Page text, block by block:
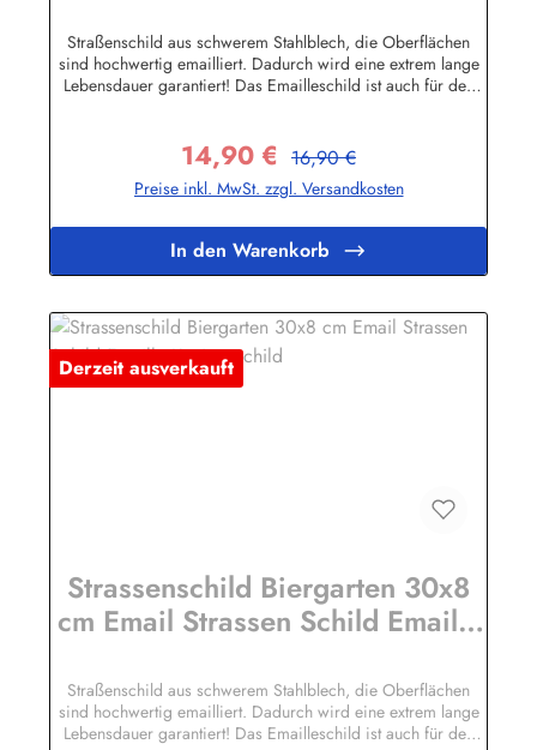
Straßenschild aus schwerem Stahlblech, die Oberflächen
sind hochwertig emailliert. Dadurch wird eine extrem lange
Lebensdauer garantiert! Das Emailleschild ist auch für den
stand! Sie wollen sich das Schild mit Ihrem eigenen Text
beschriften lassen? Hier geht's zu den Sonderanfertigungen
für Emaille Straßenschilder Herstellerinformationen:Buddel-
Hamburginfo@buddel.de
Verkaufspreis:
14,90 € Regulärer Preis:
16,90 €
Preise inkl. MwSt. zzgl. Versandkosten
In den Warenkorb
Derzeit ausverkauft
Strassenschild Biergarten 30x8
cm Email Strassen Schild Emaille
Straßenschild aus schwerem Stahlblech, die Oberflächen
sind hochwertig emailliert. Dadurch wird eine extrem lange
Lebensdauer garantiert! Das Emailleschild ist auch für den